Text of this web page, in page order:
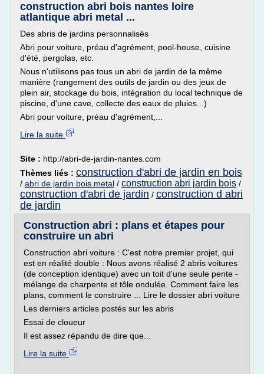
construction abri bois nantes loire
atlantique abri metal ...
Des abris de jardins personnalisés
Abri pour voiture, préau d'agrément, pool-house, cuisine
d'été, pergolas, etc.
Nous n'utilisons pas tous un abri de jardin de la même
manière (rangement des outils de jardin ou des jeux de
plein air, stockage du bois, intégration du local technique de
piscine, d'une cave, collecte des eaux de pluies...)
Abri pour voiture, préau d'agrément,...
Lire la suite
Site : http://abri-de-jardin-nantes.com
Thèmes liés : construction d'abri de jardin en bois
/ abri de jardin bois metal / construction abri jardin bois /
construction d'abri de jardin / construction d abri
de jardin
Construction abri : plans et étapes pour
construire un abri
Construction abri voiture : C'est notre premier projet, qui
est en réalité double : Nous avons réalisé 2 abris voitures
(de conception identique) avec un toit d'une seule pente -
mélange de charpente et tôle ondulée. Comment faire les
plans, comment le construire ... Lire le dossier abri voiture
Les derniers articles postés sur les abris
Essai de cloueur
Il est assez répandu de dire que...
Lire la suite